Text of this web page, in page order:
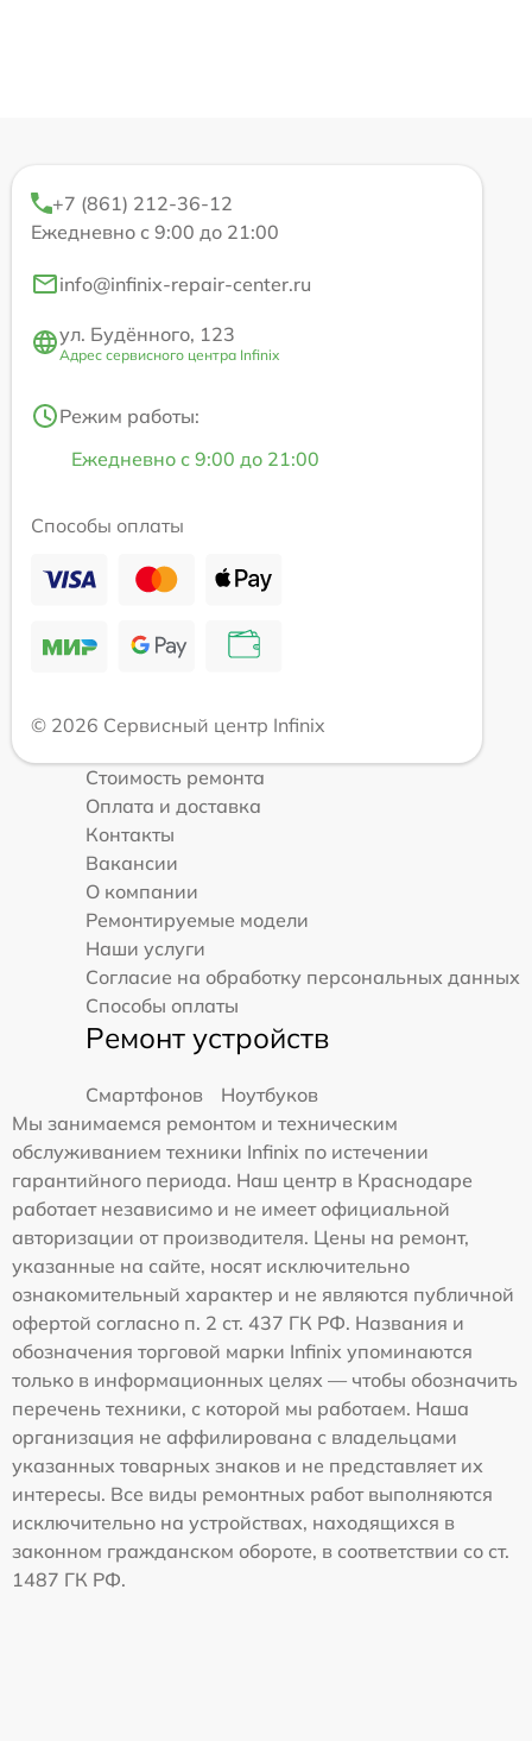
+7 (861) 212-36-12
Ежедневно с 9:00 до 21:00
info@infinix-repair-center.ru
ул. Будённого, 123
Адрес сервисного центра Infinix
Режим работы:
Ежедневно с 9:00 до 21:00
Способы оплаты
© 2026 Сервисный центр Infinix
Стоимость ремонта
Оплата и доставка
Контакты
Вакансии
О компании
Ремонтируемые модели
Наши услуги
Согласие на обработку персональных данных
Способы оплаты
Ремонт устройств
Смартфонов
Ноутбуков
Мы занимаемся ремонтом и техническим
обслуживанием техники Infinix по истечении
гарантийного периода. Наш центр в Краснодаре
работает независимо и не имеет официальной
авторизации от производителя. Цены на ремонт,
указанные на сайте, носят исключительно
ознакомительный характер и не являются публичной
офертой согласно п. 2 ст. 437 ГК РФ. Названия и
обозначения торговой марки Infinix упоминаются
только в информационных целях — чтобы обозначить
перечень техники, с которой мы работаем. Наша
организация не аффилирована с владельцами
указанных товарных знаков и не представляет их
интересы. Все виды ремонтных работ выполняются
исключительно на устройствах, находящихся в
законном гражданском обороте, в соответствии со ст.
1487 ГК РФ.